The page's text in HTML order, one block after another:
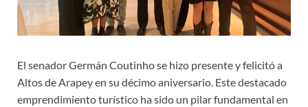
El senador Germán Coutinho se hizo presente y felicitó a
Altos de Arapey en su décimo aniversario. Este destacado
emprendimiento turístico ha sido un pilar fundamental en